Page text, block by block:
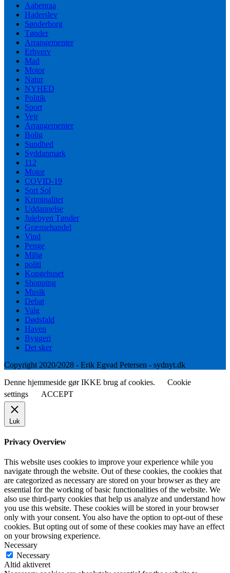
Aabenraa
Haderslev
Sønderborg
Tønder
Arrangementer
Erhverv
Mad
Motor
Natur
NYHED
Politik
Sport
Vejr
Arrangementer
Bolig
Sundhed
Syddanmark
112
Motor
COVID-19
Sort Sol
Kriminalitet
Uddannelse
Julebyen Tønder
Grænsehandel
Vind
Penge
Miljø
politi
Kongehuset
Shopping
Musik
Debat
Valg
Dødsfald
Haven
Byggeri
Det sker
Copyright 2020/2028 - Erik Egvad Petersen - sydnyt.dk
Denne hjemmeside gør IKKE brug af cookies.
Cookie
settings
ACCEPT
Luk
Privacy Overview
This website uses cookies to improve your experience while you
navigate through the website. Out of these cookies, the cookies that
are categorized as necessary are stored on your browser as they are
essential for the working of basic functionalities of the website. We
also use third-party cookies that help us analyze and understand how
you use this website. These cookies will be stored in your browser
only with your consent. You also have the option to opt-out of these
cookies. But opting out of some of these cookies may have an effect
on your browsing experience.
Necessary
Necessary
Altid aktiveret